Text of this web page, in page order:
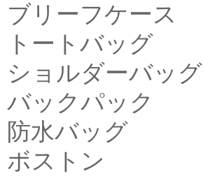
ブリーフケース
トートバッグ
ショルダーバッグ
バックパック
防水バッグ
ボストン